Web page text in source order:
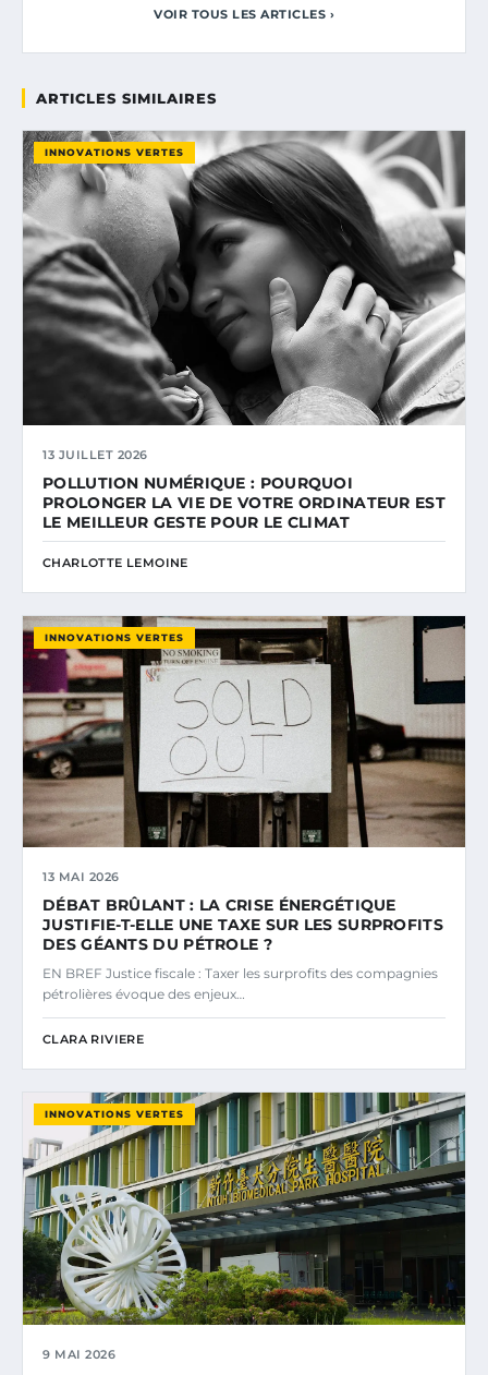
VOIR TOUS LES ARTICLES ›
ARTICLES SIMILAIRES
INNOVATIONS VERTES
13 JUILLET 2026
POLLUTION NUMÉRIQUE : POURQUOI
PROLONGER LA VIE DE VOTRE ORDINATEUR EST
LE MEILLEUR GESTE POUR LE CLIMAT
CHARLOTTE LEMOINE
INNOVATIONS VERTES
13 MAI 2026
DÉBAT BRÛLANT : LA CRISE ÉNERGÉTIQUE
JUSTIFIE-T-ELLE UNE TAXE SUR LES SURPROFITS
DES GÉANTS DU PÉTROLE ?
EN BREF Justice fiscale : Taxer les surprofits des compagnies
pétrolières évoque des enjeux…
CLARA RIVIERE
INNOVATIONS VERTES
9 MAI 2026